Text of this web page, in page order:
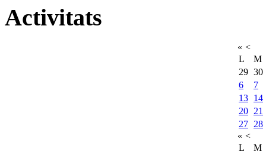
Activitats
« <
L
M
29 30
6
7
13 14
20 21
27 28
« <
L
M